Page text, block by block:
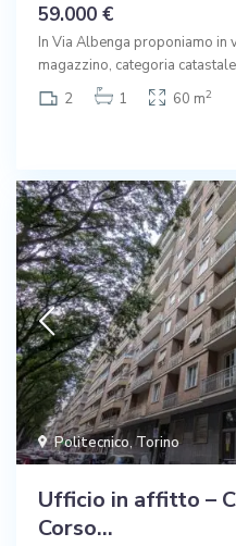
59.000 €
In Via Albenga proponiamo in
magazzino, categoria
2
1 60 m2
Politecnico,Torino
Ufficio in affitto –
Corso...